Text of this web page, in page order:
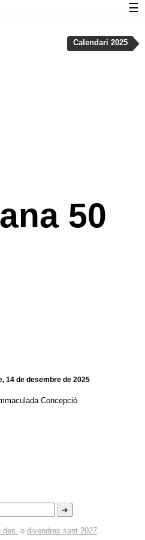
50
14 de desembre de 2025
Concepció
➜
des. o divendres sant 2027.
Calendari 2025
☰